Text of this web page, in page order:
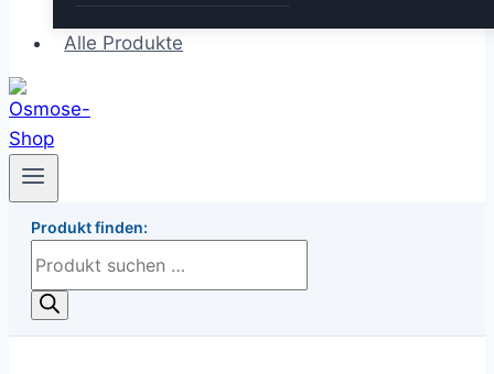
Alle Produkte
Produkt finden:
Products